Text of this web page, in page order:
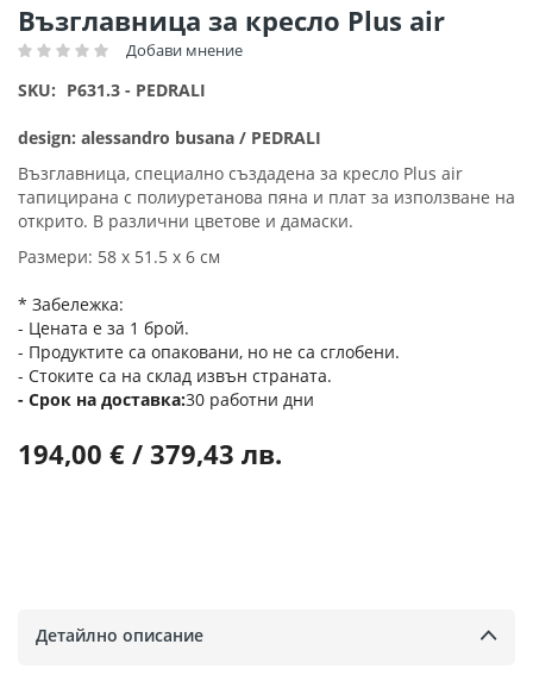
Възглавница за кресло Plus air
Рейтинг: Добави мнение
SKU P631.3 - PEDRALI
design: alessandro busana / PEDRALI
Възглавница, специално създадена за кресло Plus air
тапицирана с полиуретанова пяна и плат за използване на
открито. В различни цветове и дамаски.
Размери: 58 х 51.5 х 6 см
* Забележка:
- Цената е за 1 брой.
- Продуктите са опаковани, но не са сглобени.
- Стоките са на склад извън страната.
Срок на доставка 30 работни дни
194,00 € / 379,43 лв.
Преминете
към
началото
на
със
снимки
Детайлно описание